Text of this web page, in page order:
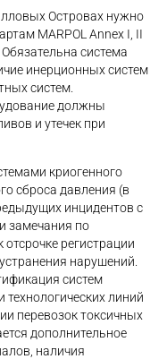
Островах нужно
MARPOL Annex I, II
система
инерционных систем
систем.
должны
и утечек при
криогенного
сброса давления (в
инцидентов с
замечания по
регистрации
нарушений.
систем
линий
перевозок токсичных
дополнительное
наличия